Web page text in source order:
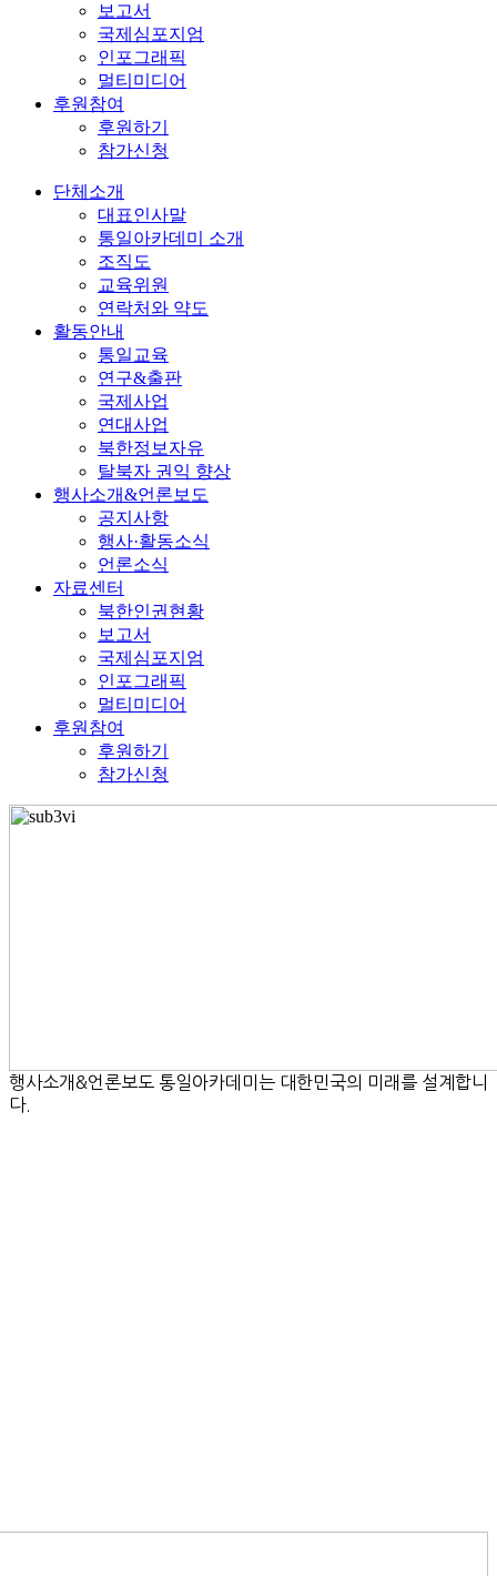
보고서
국제심포지엄
인포그래픽
멀티미디어
후원참여
후원하기
참가신청
단체소개
대표인사말
통일아카데미 소개
조직도
교육위원
연락처와 약도
활동안내
통일교육
연구&출판
국제사업
연대사업
북한정보자유
탈북자 권익 향상
행사소개&언론보도
공지사항
행사·활동소식
언론소식
자료센터
북한인권현황
보고서
국제심포지엄
인포그래픽
멀티미디어
후원참여
후원하기
참가신청
행사소개&언론보도 통일아카데미는 대한민국의 미래를 설계합니
다.